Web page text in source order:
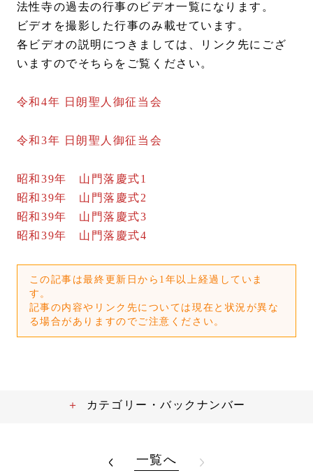
法性寺の過去の行事のビデオ一覧になります。
ビデオを撮影した行事のみ載せています。
各ビデオの説明につきましては、リンク先にござ
いますのでそちらをご覧ください。
令和4年 日朗聖人御征当会
令和3年 日朗聖人 御征当会
昭和39年 山門落慶式1
昭和39年 山門落慶式2
昭和39年 山門落慶式3
昭和39年 山門落慶式4
この記事は最終更新日から1年以上経過していま
す。
記事の内容やリンク先については現在と状況が異な
る場合がありますのでご注意ください。
カテゴリー・バックナンバー
一覧へ